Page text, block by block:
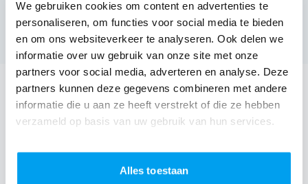
We gebruiken cookies om content en advertenties te
personaliseren, om functies voor social media te bieden
en om ons websiteverkeer te analyseren. Ook delen we
informatie over uw gebruik van onze site met onze
partners voor social media, adverteren en analyse. Deze
partners kunnen deze gegevens combineren met andere
informatie die u aan ze heeft verstrekt of die ze hebben
verzameld op basis van uw gebruik van hun services.
Alles toestaan
1 review over onze DJ's)
Bekijk alle feestlocaties
DJ boeken voor jouw feest in Verbeke Foundation?
EenDJ boeken zonder zorgen in Verbeke Foundation:
tot een reserve DJ. Wij zorgen dat het goed komt. Maar
voordat je een DJ voor jouw feest gaat boeken, wil je